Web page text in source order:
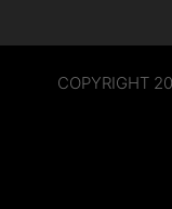
COPYRIGHT